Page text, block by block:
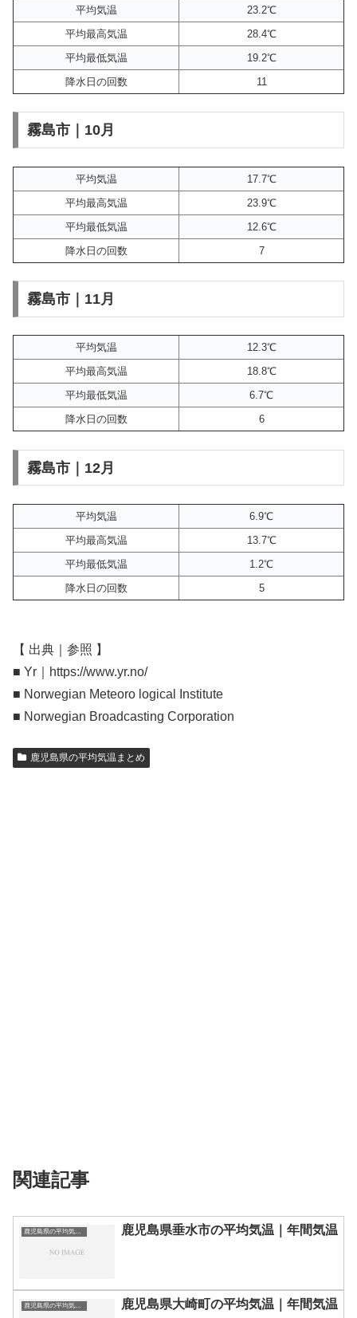
平均気温
23.2℃
平均最高気温
28.4℃
平均最低気温
19.2℃
降水日の回数
11
霧島市｜10月
平均気温
17.7℃
平均最高気温
23.9℃
平均最低気温
12.6℃
降水日の回数
7
霧島市｜11月
平均気温
12.3℃
平均最高気温
18.8℃
平均最低気温
6.7℃
降水日の回数
6
霧島市｜12月
平均気温
6.9℃
平均最高気温
13.7℃
平均最低気温
1.2℃
降水日の回数
5
【 出典｜参照 】
■ Yr｜https://www.yr.no/
■ Norwegian Meteoro logical Institute
■ Norwegian Broadcasting Corporation
鹿児島県の平均気温まとめ
関連記事
鹿児島県の平均気温まとめ 鹿児島県垂水市の平均気温｜年間気温
鹿児島県の平均気温まとめ 鹿児島県大崎町の平均気温｜年間気温